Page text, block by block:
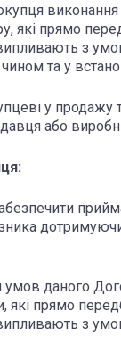
які прямо
з
та у
у продажу
або
даного
які прямо
з